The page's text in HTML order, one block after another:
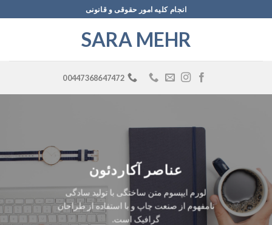
to
انجام کلیه امور حقوقی و قانونی
SARA MEHR
00447368647472
عناصر آکاردئون
لورم ایپسوم متن ساختگی با تولید سادگی
نامفهوم از صنعت چاپ و با استفاده از طراحان
گرافیک است.